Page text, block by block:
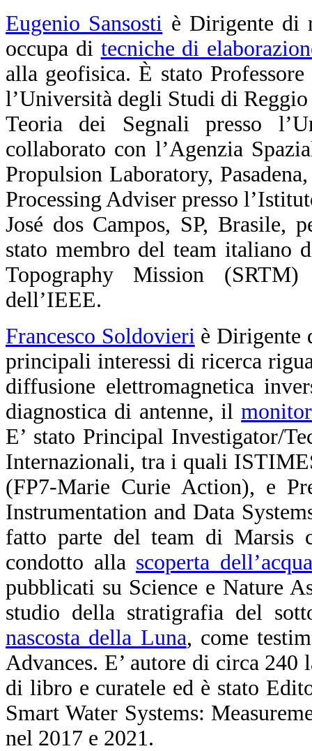
Eugenio Sansosti è Dirigente di
occupa di tecniche di
alla geofisica. È stato
l’Università degli Studi di
Teoria dei Segnali presso
collaborato con l’Agenzia
Propulsion Laboratory,
Processing Adviser presso
José dos Campos, SP,
stato membro del team italiano
Topography Mission
dell’IEEE.
Francesco Soldovieri è Dirigente
principali interessi di ricerca
diffusione elettromagnetica
diagnostica di antenne, il
E’ stato Principal Investigator/
Internazionali, tra i quali
(FP7-Marie Curie Action), e
Instrumentation and Data
fatto parte del team di Marsis
condotto alla scoperta
pubblicati su Science e Nature
studio della stratigrafia del
nascosta della Luna, come
Advances. E’ autore di circa
di libro e curatele ed è stato
Smart Water Systems:
nel 2017 e 2021.